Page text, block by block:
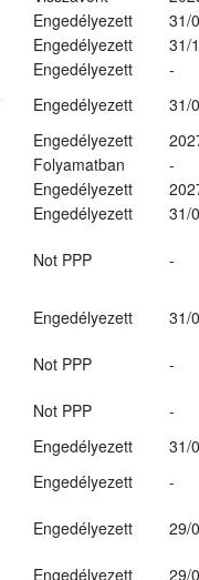
Engedélyezett
31/
Engedélyezett
31/
Engedélyezett
-
Engedélyezett
31/
Engedélyezett
Folyamatban
-
Engedélyezett
Engedélyezett
31/
Not PPP -
Engedélyezett
31/
Not PPP
-
Not PPP
-
Engedélyezett
31/
Engedélyezett
-
Engedélyezett
29/
Engedélyezett
29/